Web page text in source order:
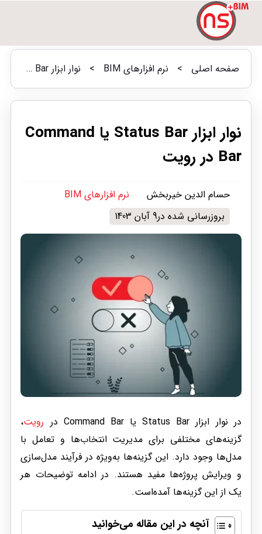
صفحه اصلی > نرم افزارهای BIM > نوار ابزار Status Bar یا Command Bar در رویت
نوار ابزار Status Bar یا Command
Bar در رویت
حسام الدین خیربخش
نرم افزارهای BIM
بروزرسانی شده در9 آبان 1403
در نوار ابزار Status Bar یا Command Bar در رویت،
گزینه‌های مختلفی برای مدیریت انتخاب‌ها و تعامل با
مدل‌ها وجود دارد. این گزینه‌ها به‌ویژه در فرآیند مدل‌سازی
و ویرایش پروژه‌ها مفید هستند. در ادامه توضیحات هر
یک از این گزینه‌ها آمده‌است.
آنچه در این مقاله می‌خوانید